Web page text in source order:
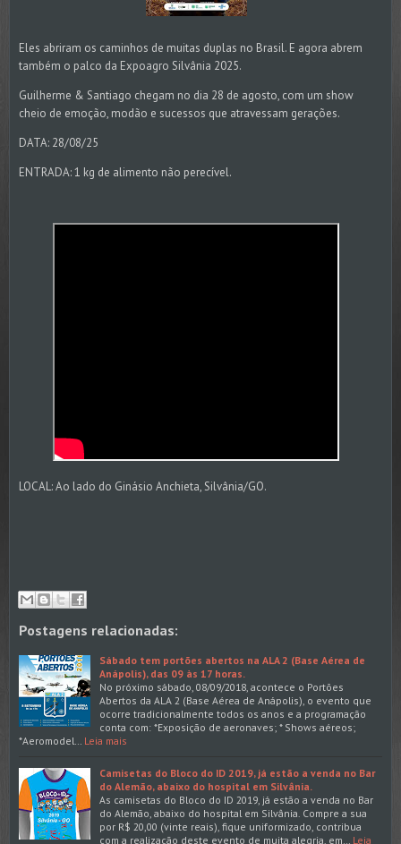
Eles abriram os caminhos de muitas duplas no Brasil. E agora abrem
também o palco da Expoagro Silvânia 2025.
Guilherme & Santiago chegam no dia 28 de agosto, com um show
cheio de emoção, modão e sucessos que atravessam gerações.
DATA: 28/08/25
ENTRADA: 1 kg de alimento não perecível.
LOCAL: Ao lado do Ginásio Anchieta, Silvânia/GO.
Postagens relacionadas:
Sábado tem portões abertos na ALA 2 (Base Aérea de
Anápolis), das 09 às 17 horas.
No próximo sábado, 08/09/2018, acontece o Portões
Abertos da ALA 2 (Base Aérea de Anápolis), o evento que
ocorre tradicionalmente todos os anos e a programação
conta com: *Exposição de aeronaves; * Shows aéreos;
*Aeromodel…
Leia mais
Camisetas do Bloco do ID 2019, já estão a venda no Bar
do Alemão, abaixo do hospital em Silvânia.
As camisetas do Bloco do ID 2019, já estão a venda no Bar
do Alemão, abaixo do hospital em Silvânia. Compre a sua
por R$ 20,00 (vinte reais), fique uniformizado, contribua
com a realização deste evento de muita alegria, em…
Leia